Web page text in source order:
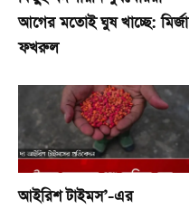
আগের মতোই ঘুষ খাচ্ছে: মির্জা
ফখরুল
আইরিশ টাইমস’-এর